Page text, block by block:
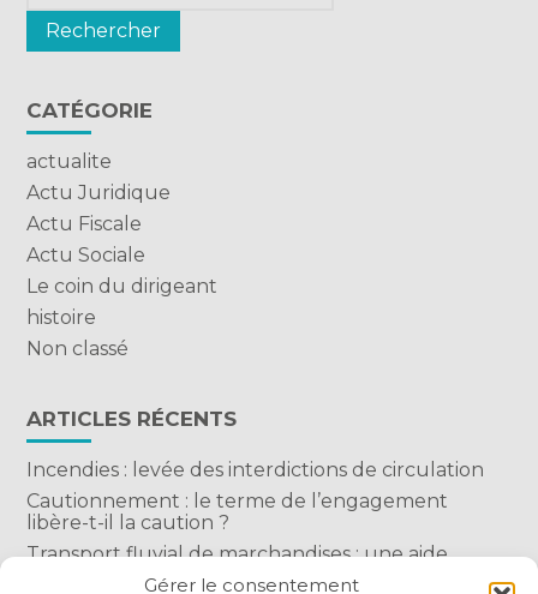
Gérer le consentement
CATÉGORIE
actualite
Actu Juridique
Actu Fiscale
Actu Sociale
Le coin du dirigeant
histoire
Non classé
ARTICLES RÉCENTS
Incendies : levée des interdictions de circulation
Cautionnement : le terme de l’engagement
libère-t-il la caution ?
Transport fluvial de marchandises : une aide
financière bienvenue